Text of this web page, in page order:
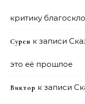
критику
Сурен к записи
это её прошлое
Виктор к записи